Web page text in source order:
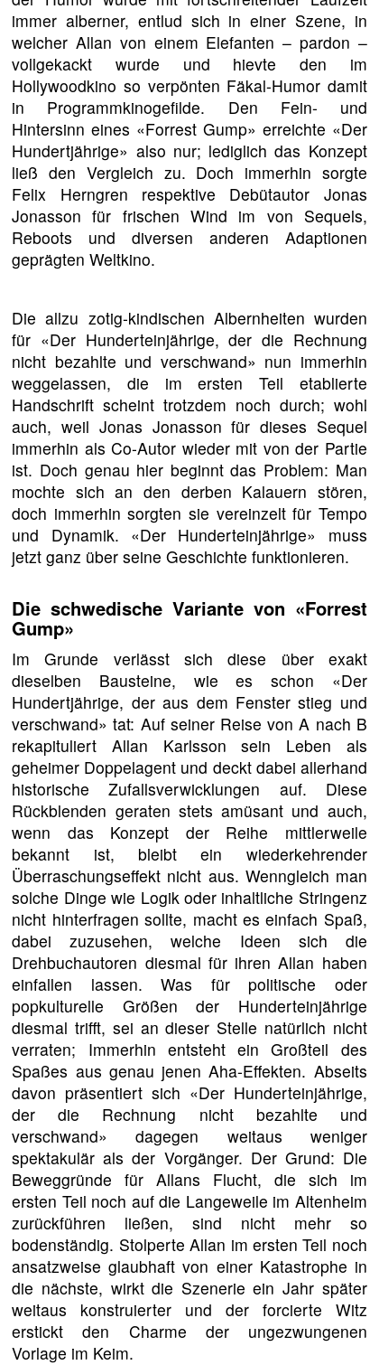
immer alberner, entlud sich in einer Szene, in
welcher Allan von einem Elefanten – pardon –
vollgekackt wurde und hievte den im
Hollywoodkino so verpönten Fäkal-Humor damit
in Programmkinogefilde. Den Fein- und
Hintersinn eines «Forrest Gump» erreichte «Der
Hundertjährige» also nur; lediglich das Konzept
ließ den Vergleich zu. Doch immerhin sorgte
Felix Herngren respektive Debütautor Jonas
Jonasson für frischen Wind im von Sequels,
Reboots und diversen anderen Adaptionen
geprägten Weltkino.
Die allzu zotig-kindischen Albernheiten wurden
für «Der Hunderteinjährige, der die Rechnung
nicht bezahlte und verschwand» nun immerhin
weggelassen, die im ersten Teil etablierte
Handschrift scheint trotzdem noch durch; wohl
auch, weil Jonas Jonasson für dieses Sequel
immerhin als Co-Autor wieder mit von der Partie
ist. Doch genau hier beginnt das Problem: Man
mochte sich an den derben Kalauern stören,
doch immerhin sorgten sie vereinzelt für Tempo
und Dynamik. «Der Hunderteinjährige» muss
jetzt ganz über seine Geschichte funktionieren.
Die schwedische Variante von «Forrest
Gump»
Im Grunde verlässt sich diese über exakt
dieselben Bausteine, wie es schon «Der
Hundertjährige, der aus dem Fenster stieg und
verschwand» tat: Auf seiner Reise von A nach B
rekapituliert Allan Karlsson sein Leben als
geheimer Doppelagent und deckt dabei allerhand
historische Zufallsverwicklungen auf. Diese
Rückblenden geraten stets amüsant und auch,
wenn das Konzept der Reihe mittlerweile
bekannt ist, bleibt ein wiederkehrender
Überraschungseffekt nicht aus. Wenngleich man
solche Dinge wie Logik oder inhaltliche Stringenz
nicht hinterfragen sollte, macht es einfach Spaß,
dabei zuzusehen, welche Ideen sich die
Drehbuchautoren diesmal für ihren Allan haben
einfallen lassen. Was für politische oder
popkulturelle Größen der Hunderteinjährige
diesmal trifft, sei an dieser Stelle natürlich nicht
verraten; Immerhin entsteht ein Großteil des
Spaßes aus genau jenen Aha-Effekten. Abseits
davon präsentiert sich «Der Hunderteinjährige,
der die Rechnung nicht bezahlte und
verschwand» dagegen weitaus weniger
spektakulär als der Vorgänger. Der Grund: Die
Beweggründe für Allans Flucht, die sich im
ersten Teil noch auf die Langeweile im Altenheim
zurückführen ließen, sind nicht mehr so
bodenständig. Stolperte Allan im ersten Teil noch
ansatzweise glaubhaft von einer Katastrophe in
die nächste, wirkt die Szenerie ein Jahr später
weitaus konstruierter und der forcierte Witz
erstickt den Charme der ungezwungenen
Vorlage im Keim.